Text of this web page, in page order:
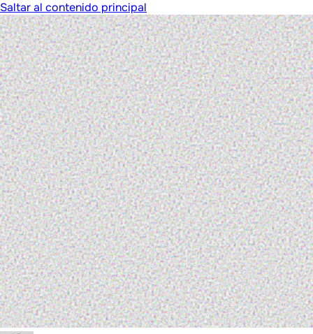
Saltar al contenido principal